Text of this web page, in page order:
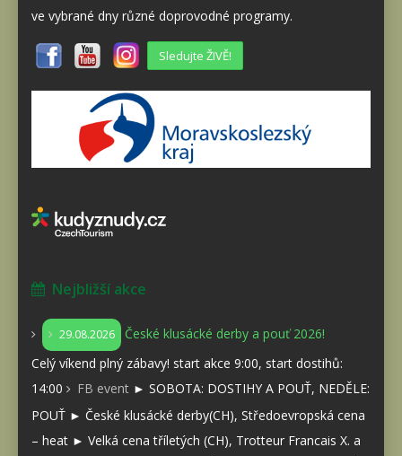
ve vybrané dny různé doprovodné programy.
Sledujte ŽIVĚ!
Nejbližší akce
29.08.2026
České klusácké derby a pouť 2026!
Celý víkend plný zábavy! start akce 9:00, start dostihů:
14:00
FB event ► SOBOTA: DOSTIHY A POUŤ, NEDĚLE:
POUŤ ► České klusácké derby(CH), Středoevropská cena
– heat ► Velká cena tříletých (CH), Trotteur Francais X. a